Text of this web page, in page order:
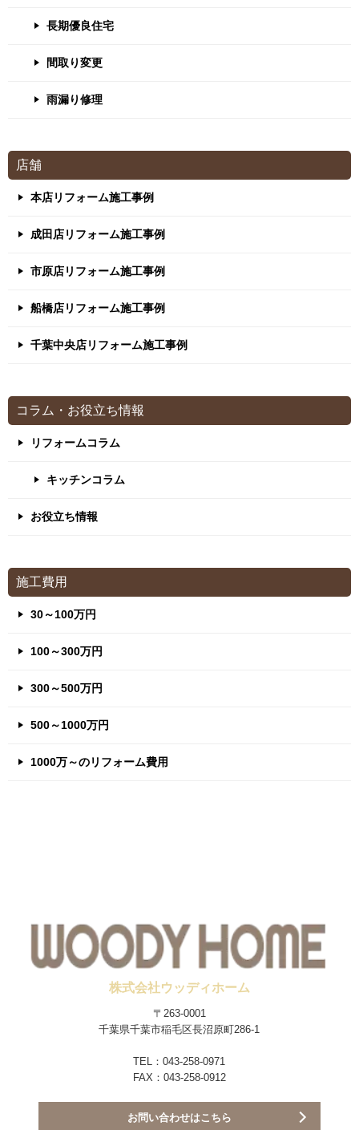
長期優良住宅
間取り変更
雨漏り修理
店舗
本店リフォーム施工事例
成田店リフォーム施工事例
市原店リフォーム施工事例
船橋店リフォーム施工事例
千葉中央店リフォーム施工事例
コラム・お役立ち情報
リフォームコラム
キッチンコラム
お役立ち情報
施工費用
30～100万円
100～300万円
300～500万円
500～1000万円
1000万～のリフォーム費用
株式会社ウッディホーム
〒263-0001
千葉県千葉市稲毛区長沼原町286-1
TEL：043-258-0971
FAX：043-258-0912
お問い合わせはこちら